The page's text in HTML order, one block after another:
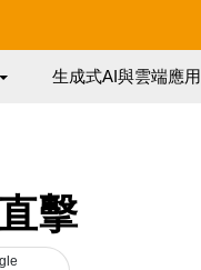
生成式AI與雲端應用
擊